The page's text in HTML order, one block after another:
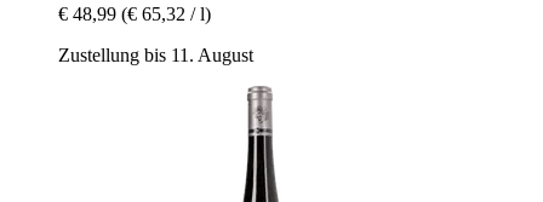
€ 48,99 (€ 65,32 / l)
Zustellung bis 11. August